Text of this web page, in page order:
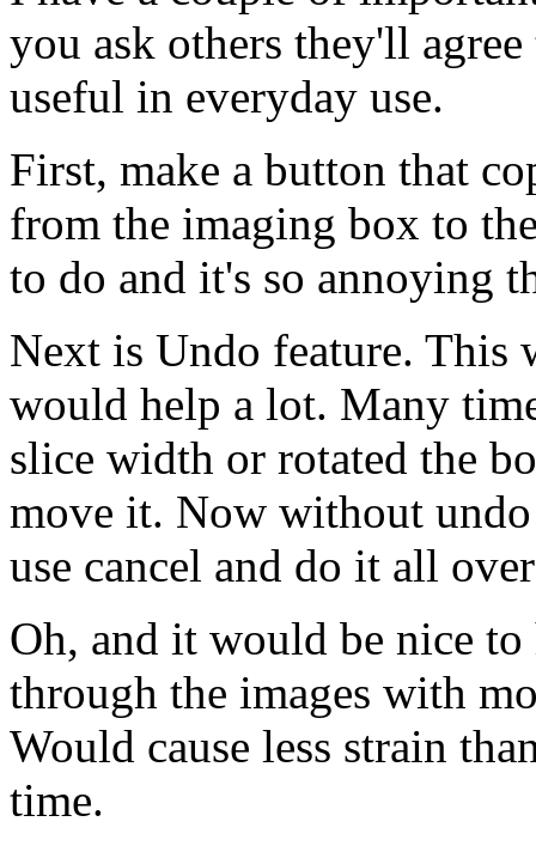
you ask others they'll
useful in everyday use.
First, make a button that
from the imaging box to
to do and it's so annoying
Next is Undo feature. This
would help a lot. Many
slice width or rotated the
move it. Now without
use cancel and do it all
Oh, and it would be nice
through the images with
Would cause less strain
time.